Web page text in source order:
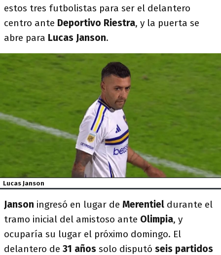
estos tres futbolistas para ser el delantero
centro ante Deportivo Riestra, y la puerta se
abre para Lucas Janson.
Lucas Janson
Janson ingresó en lugar de Merentiel durante el
tramo inicial del amistoso ante Olimpia, y
ocuparía su lugar el próximo domingo. El
delantero de 31 años solo disputó seis partidos